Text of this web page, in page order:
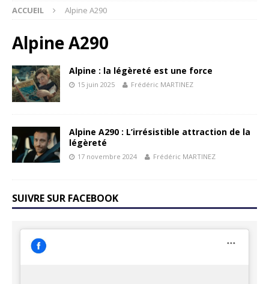
ACCUEIL Alpine A290
Alpine A290
Alpine : la légèreté est une force
15 juin 2025 Frédéric MARTINEZ
Alpine A290 : L’irrésistible attraction de la
légèreté
17 novembre 2024 Frédéric MARTINEZ
SUIVRE SUR FACEBOOK